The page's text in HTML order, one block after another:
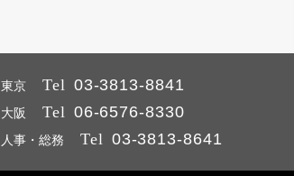
東京 Tel 03-3813-8841
大阪 Tel 06-6576-8330
人事・総務 Tel 03-3813-8641